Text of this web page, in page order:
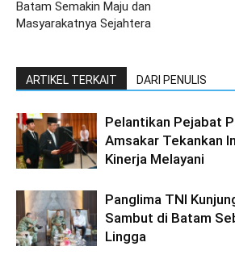
Batam Semakin Maju dan
Masyarakatnya Sejahtera
ARTIKEL TERKAIT DARI PENULIS
Pelantikan Pejabat
Amsakar Tekankan
Kinerja Melayani
Panglima TNI
Sambut di Batam
Lingga